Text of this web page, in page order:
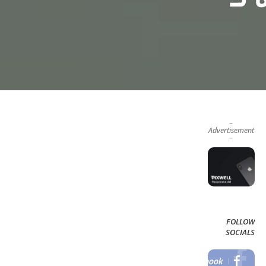
–
Advertisement
–
FOLLOW
SOCIALS
Facebook